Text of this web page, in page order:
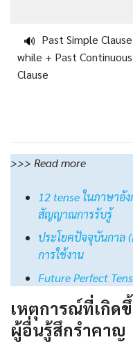
🔊 Past Simple
while + Past Continuous
Clause
>>> Read more
12 tense ในภาษาอั
สัญญาณการรับรู้
ประโยคปัจจุบันกาล
การใช้งาน
Future Perfect
เหตุการณ์ที่เกิด
ผู้อื่นรู้สึกรำคาญ